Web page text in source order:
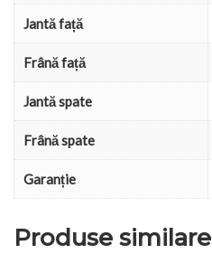
Jantă față
Frână față
Jantă spate
Frână spate
Garanție
Produse similare